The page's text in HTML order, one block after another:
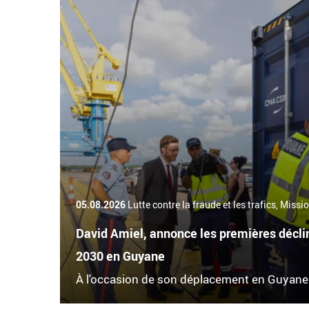
À l'occasion de son déplacement en
David Amiel, annonce les premières
2030 en Guyane
05.08.2026 Lutte contre la fraude et les trafics,